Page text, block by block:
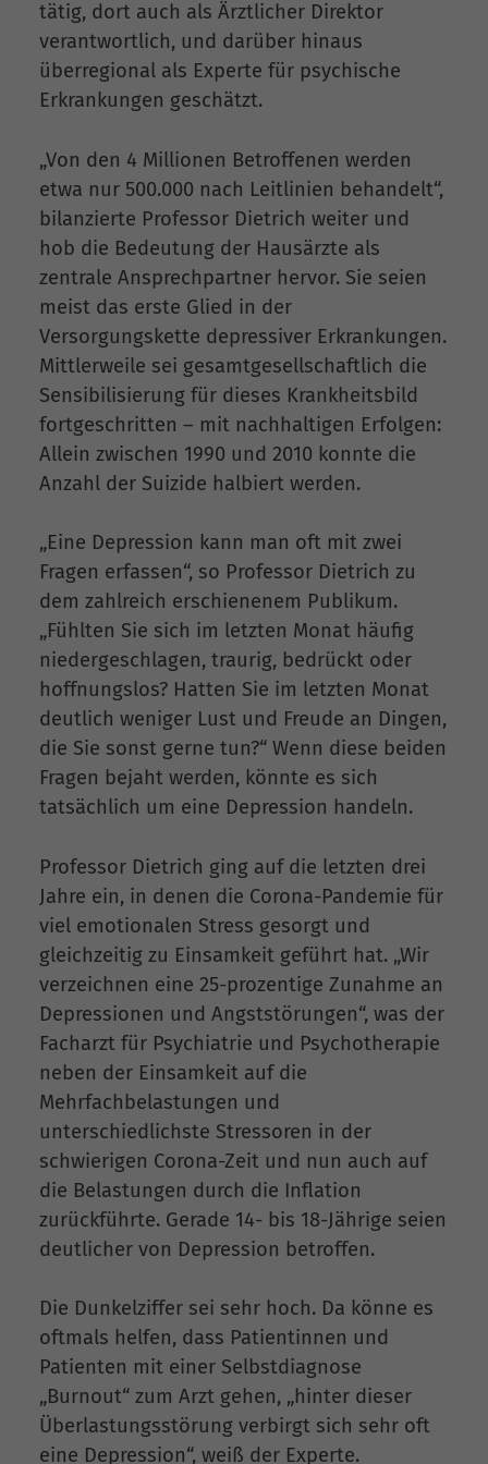
tätig, dort auch als Ärztlicher Direktor
verantwortlich, und darüber hinaus
überregional als Experte für psychische
Erkrankungen geschätzt.
„Von den 4 Millionen Betroffenen werden
etwa nur 500.000 nach Leitlinien behandelt“,
bilanzierte Professor Dietrich weiter und
hob die Bedeutung der Hausärzte als
zentrale Ansprechpartner hervor. Sie seien
meist das erste Glied in der
Versorgungskette depressiver Erkrankungen.
Mittlerweile sei gesamtgesellschaftlich die
Sensibilisierung für dieses Krankheitsbild
fortgeschritten – mit nachhaltigen Erfolgen:
Allein zwischen 1990 und 2010 konnte die
Anzahl der Suizide halbiert werden.
„Eine Depression kann man oft mit zwei
Fragen erfassen“, so Professor Dietrich zu
dem zahlreich erschienenem Publikum.
„Fühlten Sie sich im letzten Monat häufig
niedergeschlagen, traurig, bedrückt oder
hoffnungslos? Hatten Sie im letzten Monat
deutlich weniger Lust und Freude an Dingen,
die Sie sonst gerne tun?“ Wenn diese beiden
Fragen bejaht werden, könnte es sich
tatsächlich um eine Depression handeln.
Professor Dietrich ging auf die letzten drei
Jahre ein, in denen die Corona-Pandemie für
viel emotionalen Stress gesorgt und
gleichzeitig zu Einsamkeit geführt hat. „Wir
verzeichnen eine 25-prozentige Zunahme an
Depressionen und Angststörungen“, was der
Facharzt für Psychiatrie und Psychotherapie
neben der Einsamkeit auf die
Mehrfachbelastungen und
unterschiedlichste Stressoren in der
schwierigen Corona-Zeit und nun auch auf
die Belastungen durch die Inflation
zurückführte. Gerade 14- bis 18-Jährige seien
deutlicher von Depression betroffen.
Die Dunkelziffer sei sehr hoch. Da könne es
oftmals helfen, dass Patientinnen und
Patienten mit einer Selbstdiagnose
„Burnout“ zum Arzt gehen, „hinter dieser
Überlastungsstörung verbirgt sich sehr oft
eine Depression“, weiß der Experte.